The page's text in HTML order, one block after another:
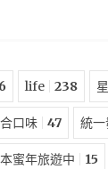
life 238
口味 47 統
蜜年旅遊中 15